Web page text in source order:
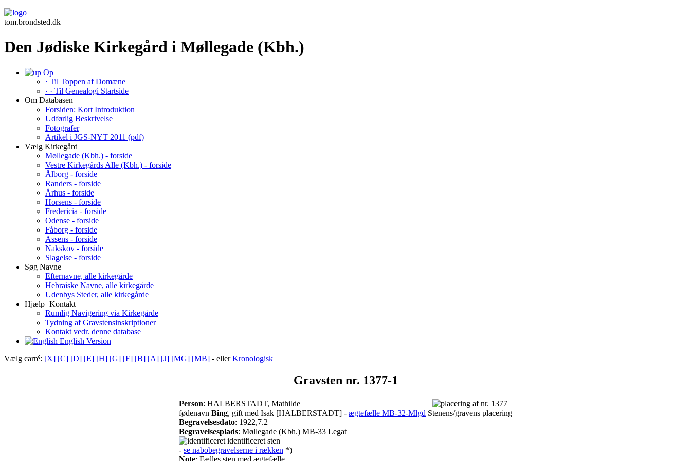
tom.brondsted.dk
Den Jødiske Kirkegård i Møllegade (Kbh.)
Op
· Til Toppen af Domæne
· · Til Genealogi Startside
Om Databasen
Forsiden: Kort Introduktion
Udførlig Beskrivelse
Fotografer
Artikel i JGS-NYT 2011 (pdf)
Vælg Kirkegård
Møllegade (Kbh.) - forside
Vestre Kirkegårds Alle (Kbh.) - forside
Ålborg - forside
Randers - forside
Århus - forside
Horsens - forside
Fredericia - forside
Odense - forside
Fåborg - forside
Assens - forside
Nakskov - forside
Slagelse - forside
Søg Navne
Efternavne, alle kirkegårde
Hebraiske Navne, alle kirkegårde
Udenbys Steder, alle kirkegårde
Hjælp+Kontakt
Rumlig Navigering via Kirkegårde
Tydning af Gravstensinskriptioner
Kontakt vedr. denne database
English Version
Vælg carré: [X] [C] [D] [E] [H] [G] [F] [B] [A] [J] [MG] [MB] - ellerKronologisk
Gravsten nr. 1377-1
Person: HALBERSTADT, Mathilde
fødenavn Bing, gift med Isak [HALBERSTADT] - ægtefælle MB-32-Mlgd
Begravelsesdato: 1922,7.2
Begravelsesplads: Møllegade (Kbh.) MB-33 Legat
identificeret sten
- se nabobegravelserne i rækken *)
Note: Fælles sten med ægtefælle
Stenens/gravens placering